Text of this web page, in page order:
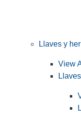
Llaves y
View
Llaves